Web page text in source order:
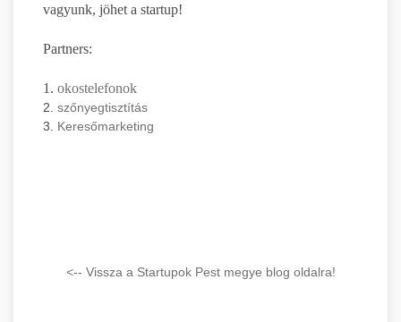
vagyunk, jöhet a startup!
Partners:
1. okostelefonok
2. szőnyegtisztítás
3. Keresőmarketing
<-- Vissza a Startupok Pest megye blog oldalra!